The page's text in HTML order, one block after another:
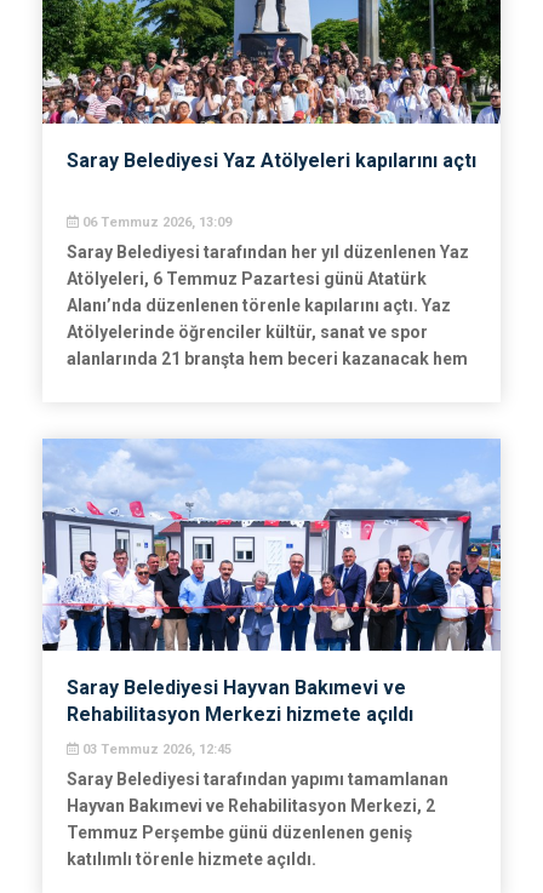
Saray Belediyesi Yaz Atölyeleri kapılarını açtı
06 Temmuz 2026, 13:09
Saray Belediyesi tarafından her yıl düzenlenen Yaz
Atölyeleri, 6 Temmuz Pazartesi günü Atatürk
Alanı’nda düzenlenen törenle kapılarını açtı. Yaz
Atölyelerinde öğrenciler kültür, sanat ve spor
alanlarında 21 branşta hem beceri kazanacak hem
Saray Belediyesi Hayvan Bakımevi ve
Rehabilitasyon Merkezi hizmete açıldı
03 Temmuz 2026, 12:45
Saray Belediyesi tarafından yapımı tamamlanan
Hayvan Bakımevi ve Rehabilitasyon Merkezi, 2
Temmuz Perşembe günü düzenlenen geniş
katılımlı törenle hizmete açıldı.